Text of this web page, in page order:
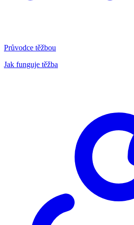
Průvodce těžbou
Jak funguje těžba